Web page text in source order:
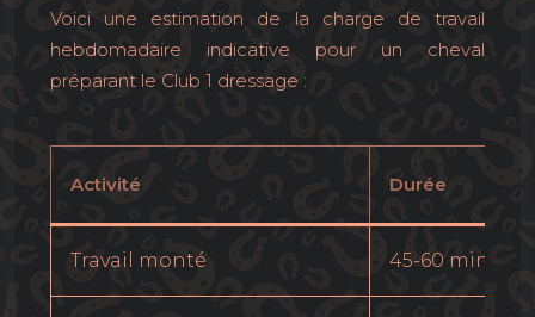
Voici une estimation de la charge de travail
hebdomadaire indicative pour un cheval
préparant le Club 1 dressage :
Activité Durée
Travail monté 45-60 minutes